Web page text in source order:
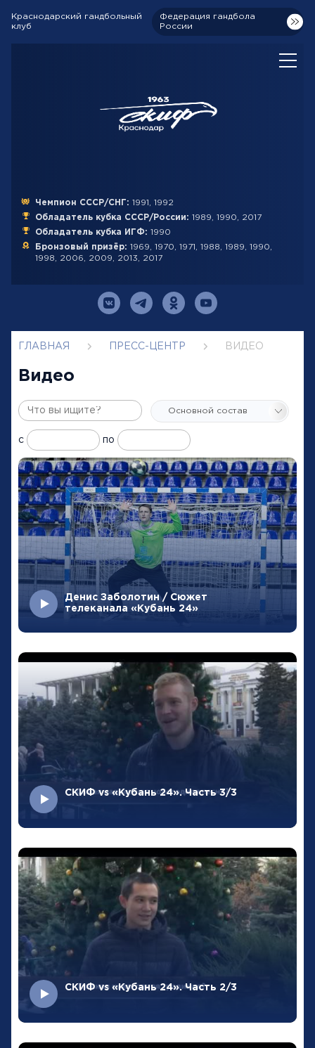
Краснодарский гандбольный
клуб
Федерация гандбола
России
Чемпион СССР/СНГ: 1991, 1992
Обладатель кубка СССР/России: 1989, 1990, 2017
Обладатель кубка ИГФ: 1990
Бронзовый призёр: 1969, 1970, 1971, 1988, 1989, 1990,
1998, 2006, 2009, 2013, 2017
ГЛАВНАЯ ПРЕСС-ЦЕНТР ВИДЕО
Видео
с по
Денис Заболотин / Сюжет
телеканала «Кубань 24»
СКИФ vs «Кубань 24». Часть 3/3
СКИФ vs «Кубань 24». Часть 2/3